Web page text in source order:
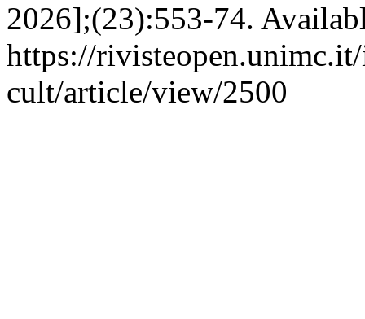
2026];(23):553-74.
https://
cult/article/view/2500